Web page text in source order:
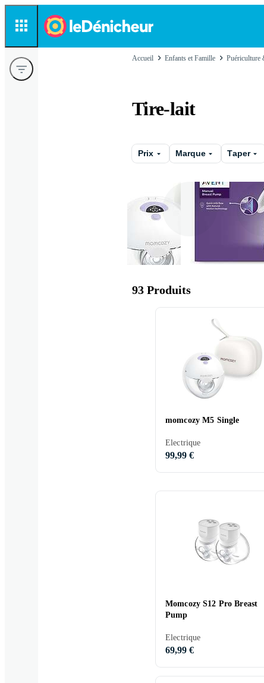
Accueil Enfants et Famille Puériculture
Tire-lait
Prix Marque Taper
Electrique
93 Produits
momcozy M5 Single
Electrique
99,99 €
Momcozy S12 Pro Breast
Pump
Electrique
69,99 €